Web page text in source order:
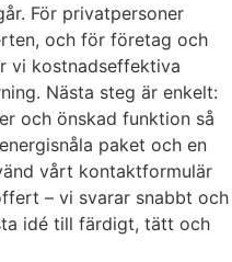
För privatpersoner
och för företag och
vi kostnadseffektiva
Nästa steg är enkelt:
och önskad funktion så
paket och en
vårt kontaktformulär
– vi svarar snabbt och
idé till färdigt, tätt och